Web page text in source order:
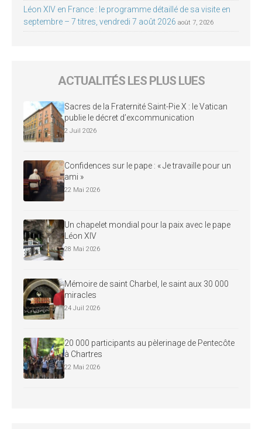
Léon XIV en France : le programme détaillé de sa visite en
septembre – 7 titres, vendredi 7 août 2026 août 7, 2026
ACTUALITÉS LES PLUS LUES
Sacres de la Fraternité Saint-Pie X : le Vatican
publie le décret d’excommunication
2 Juil 2026
Confidences sur le pape : « Je travaille pour un
ami »
22 Mai 2026
Un chapelet mondial pour la paix avec le pape
Léon XIV
28 Mai 2026
Mémoire de saint Charbel, le saint aux 30 000
miracles
24 Juil 2026
20 000 participants au pèlerinage de Pentecôte
à Chartres
22 Mai 2026